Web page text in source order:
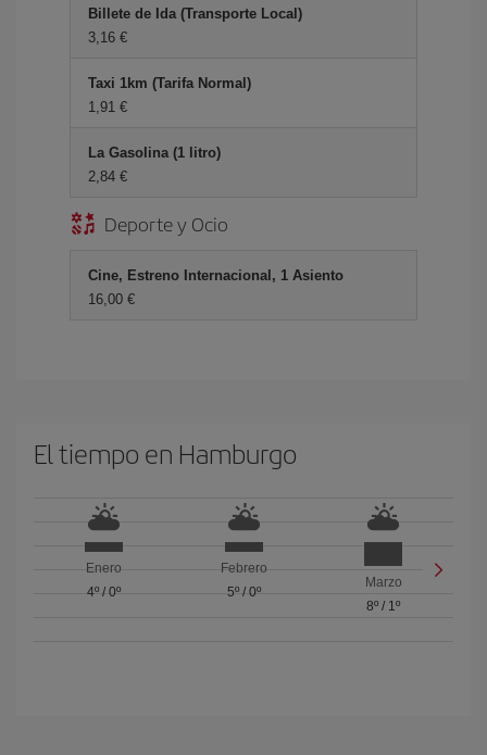
Billete de Ida (Transporte Local)
3,16 €
Taxi 1km (Tarifa Normal)
1,91 €
La Gasolina (1 litro)
2,84 €
Deporte y Ocio
Cine, Estreno Internacional, 1 Asiento
16,00 €
El tiempo en Hamburgo
Enero
4º/ 0º
Febrero
5º/ 0º
Marzo
8º / 1º